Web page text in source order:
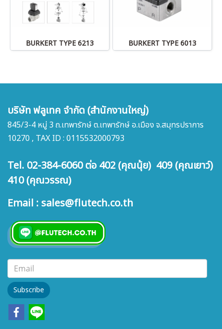
BURKERT TYPE 6213 BURKERT TYPE 6013
บริษัท ฟลูเทค จำกัด (สำนักงานใหญ่)
845/3-4 หมู่ 3 ถ.เทพารักษ์ ต.เทพารักษ์ อ.เมือง จ.สมุทรปราการ
10270 , TAX ID : 0115532000793
Tel. 02-384-6060 ต่อ 402 (คุณนุ้ย) 409 (คุณเยาว์)
410 (คุณวรรณ)
Email : sales@flutech.co.th
Subscribe